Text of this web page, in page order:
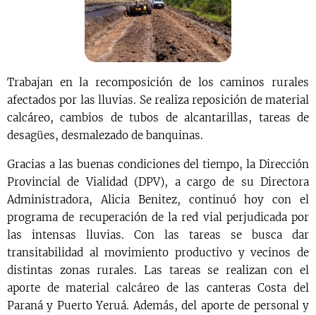
Trabajan en la recomposición de los caminos rurales
afectados por las lluvias. Se realiza reposición de material
calcáreo, cambios de tubos de alcantarillas, tareas de
desagües, desmalezado de banquinas.
Gracias a las buenas condiciones del tiempo, la Dirección
Provincial de Vialidad (DPV), a cargo de su Directora
Administradora, Alicia Benitez, continuó hoy con el
programa de recuperación de la red vial perjudicada por
las intensas lluvias. Con las tareas se busca dar
transitabilidad al movimiento productivo y vecinos de
distintas zonas rurales. Las tareas se realizan con el
aporte de material calcáreo de las canteras Costa del
Paraná y Puerto Yeruá. Además, del aporte de personal y